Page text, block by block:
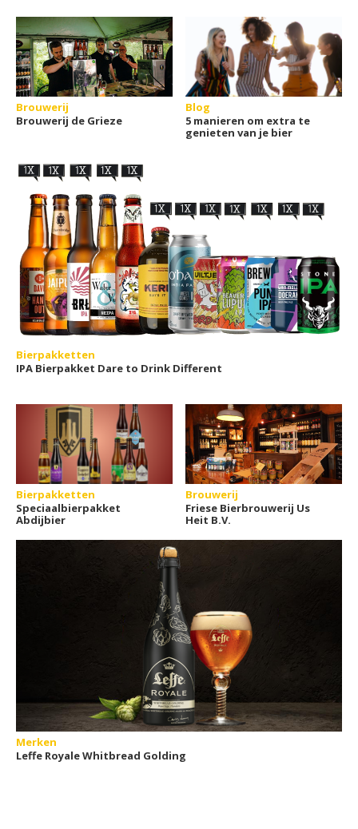
Brouwerij
Brouwerij de Grieze
Blog
5 manieren om extra te
genieten van je bier
Bierpakketten
IPA Bierpakket Dare to Drink Different
Bierpakketten
Speciaalbierpakket
Abdijbier
Brouwerij
Friese Bierbrouwerij Us
Heit B.V.
Merken
Leffe Royale Whitbread Golding